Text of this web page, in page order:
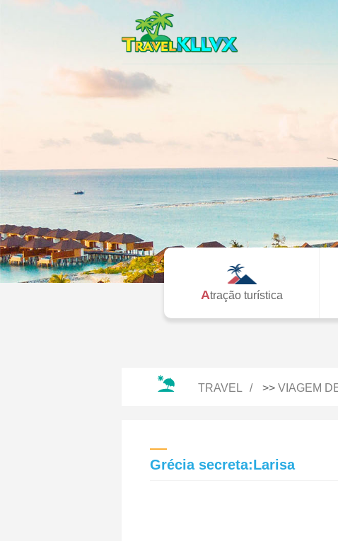
Atração turística
TRAVEL >> VIAGEM
Grécia secreta:Larisa